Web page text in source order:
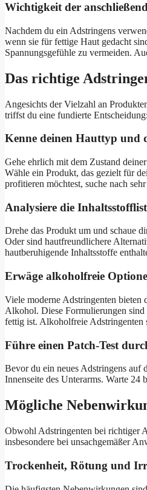
Wichtigkeit der
Nachdem du ein Adstringens
wenn sie für fettige Haut gedacht
Spannungsgefühle zu vermeiden.
Das richtige
Angesichts der Vielzahl an
triffst du eine fundierte Entscheidung:
Kenne deinen Hauttyp und
Gehe ehrlich mit dem Zustand
Wähle ein Produkt, das gezielt für
profitieren möchtest, suche nach
Analysiere die
Drehe das Produkt um und schaue
Oder sind hautfreundlichere
hautberuhigende Inhaltsstoffe
Erwäge alkoholfreie
Viele moderne Adstringenten bieten
Alkohol. Diese Formulierungen
fettig ist. Alkoholfreie Adstringenten
Führe einen Patch-Test
Bevor du ein neues Adstringens auf
Innenseite des Unterarms. Warte 24
Mögliche
Obwohl Adstringenten bei richtiger
insbesondere bei unsachgemäßer
Trockenheit, Rötung und